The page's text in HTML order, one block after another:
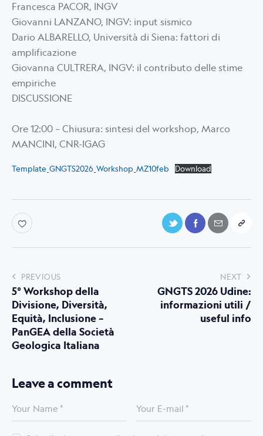
Francesca PACOR, INGV
Giovanni LANZANO, INGV: input sismico
Dario ALBARELLO, Università di Siena: fattori di
amplificazione
Giovanna CULTRERA, INGV: il contributo delle stime
empiriche
DISCUSSIONE
Ore 12:00 – Chiusura: sintesi del workshop, Marco
MANCINI, CNR-IGAG
Template_GNGTS2026_Workshop_MZ10feb Download
PREVIOUS
5° Workshop della
Divisione, Diversità,
Equità, Inclusione –
PanGEA della Società
Geologica Italiana
NEXT
GNGTS 2026 Udine:
informazioni utili /
useful info
Leave a comment